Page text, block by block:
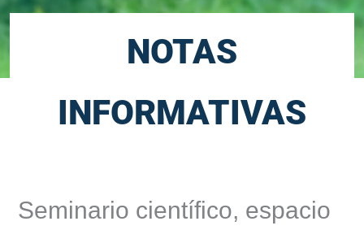
NOTAS
INFORMATIVAS
Seminario científico, espacio